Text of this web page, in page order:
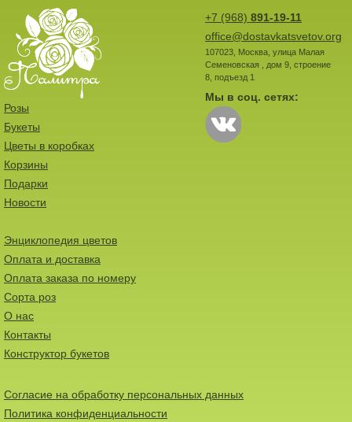
+7 (968) 891-19-11
office@dostavkatsvetov.org
107023, Москва, улица Малая
Семеновская , дом 9, строение
8, подъезд 1
Мы в соц. сетях:
Розы
Букеты
Цветы в коробках
Корзины
Подарки
Новости
Энциклопедия цветов
Оплата и доставка
Оплата заказа по номеру
Сорта роз
О нас
Контакты
Конструктор букетов
Согласие на обработку персональных данных
Политика конфиденциальности